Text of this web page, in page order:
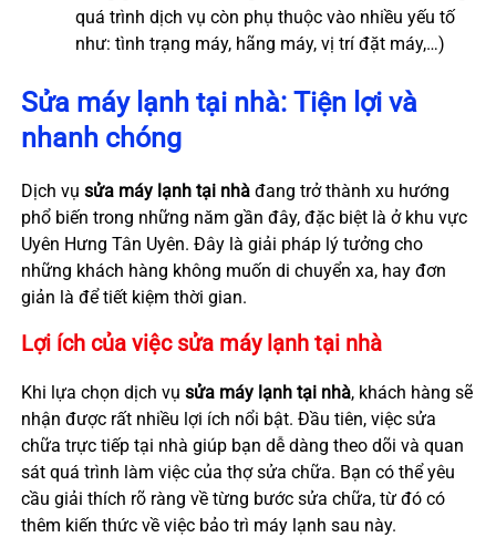
quá trình dịch vụ còn phụ thuộc vào nhiều yếu tố
như: tình trạng máy, hãng máy, vị trí đặt máy,…)
Sửa máy lạnh tại nhà: Tiện lợi và
nhanh chóng
Dịch vụ sửa máy lạnh tại nhàđang trở thành xu hướng
phổ biến trong những năm gần đây, đặc biệt là ở khu vực
Uyên Hưng Tân Uyên. Đây là giải pháp lý tưởng cho
những khách hàng không muốn di chuyển xa, hay đơn
giản là để tiết kiệm thời gian.
Lợi ích của việc sửa máy lạnh tại nhà
Khi lựa chọn dịch vụ sửa máy lạnh tại nhà, khách hàng sẽ
nhận được rất nhiều lợi ích nổi bật. Đầu tiên, việc sửa
chữa trực tiếp tại nhà giúp bạn dễ dàng theo dõi và quan
sát quá trình làm việc của thợ sửa chữa. Bạn có thể yêu
cầu giải thích rõ ràng về từng bước sửa chữa, từ đó có
thêm kiến thức về việc bảo trì máy lạnh sau này.